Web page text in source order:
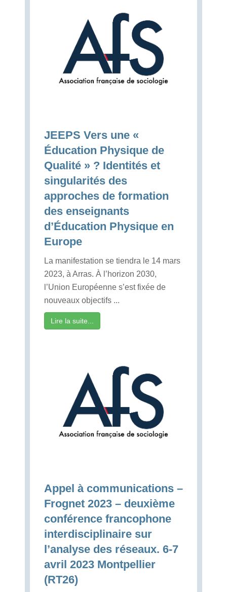
JEEPS Vers une «
Éducation Physique de
Qualité » ? Identités et
singularités des
approches de formation
des enseignants
d’Éducation Physique en
Europe
La manifestation se tiendra le 14 mars
2023, à Arras. À l’horizon 2030,
l’Union Européenne s’est fixée de
nouveaux objectifs ...
Lire la suite...
Appel à communications –
Frognet 2023 – deuxième
conférence francophone
interdisciplinaire sur
l’analyse des réseaux. 6-7
avril 2023 Montpellier
(RT26)